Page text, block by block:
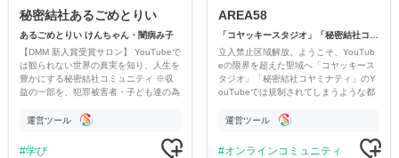
秘密結社あるごめとりい
あるごめとりい けんちゃん・闇病み子
【DMM 新人賞受賞サロン】 YouTubeで
は観られない世界の真実を知り、人生を
豊かにする秘密結社コミュニティ ※収
益の一部を、犯罪被害者・子ども達の為
す運営ツール
学び
AREA58
立入禁止区域解放。ようこそ、YouTub
eの限界を超えた聖域へ「コヤッキース
タジオ」「秘密結社コヤミナティ」のY
ouTubeでは規制されてしまうような都
公開。
運営ツール
オンラインコミュニティ